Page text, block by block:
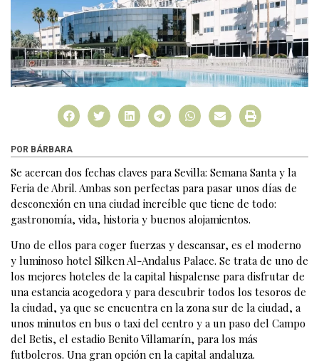
POR BÁRBARA
Se acercan dos fechas claves para Sevilla: Semana Santa y la
Feria de Abril. Ambas son perfectas para pasar unos días de
desconexión en una ciudad increíble que tiene de todo:
gastronomía, vida, historia y buenos alojamientos.
Uno de ellos para coger fuerzas y descansar, es el moderno
y luminoso hotel Silken Al-Andalus Palace. Se trata de uno de
los mejores hoteles de la capital hispalense para disfrutar de
una estancia acogedora y para descubrir todos los tesoros de
la ciudad, ya que se encuentra en la zona sur de la ciudad, a
unos minutos en bus o taxi del centro y a un paso del Campo
del Betis, el estadio Benito Villamarín, para los más
futboleros. Una gran opción en la capital andaluza.